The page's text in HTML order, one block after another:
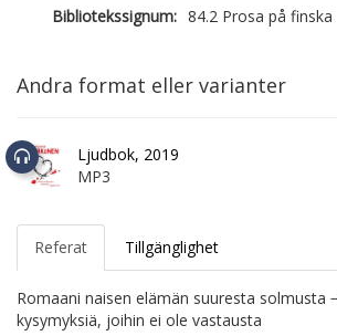
Bibliotekssignum: 84.2 Prosa på finska
Andra format eller varianter
Ljudbok, 2019
MP3
Referat Tillgänglighet
Romaani naisen elämän suuresta solmusta
kysymyksiä, joihin ei ole vastausta